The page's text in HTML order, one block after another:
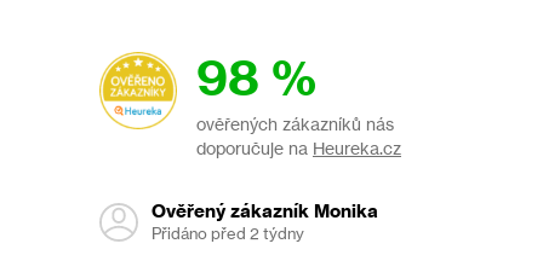
98 %
ověřených zákazníků nás
doporučuje na Heureka.cz
Ověřený zákazník Monika
Přidáno před 2 týdny